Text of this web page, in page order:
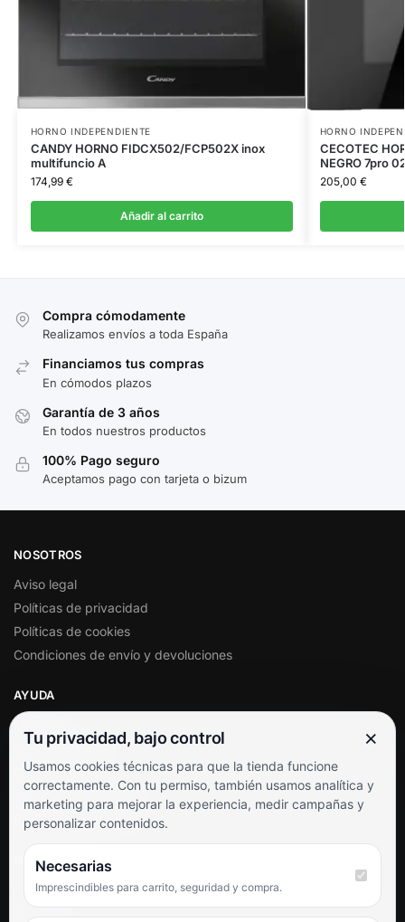
HORNO INDEPENDIENTE
CANDY HORNO FIDCX502/FCP502X inox
multifuncio A
174,99 €
Añadir al carrito
HORNO
CECOTEC
NEGRO 7pro
205,00 €
Compra cómodamente
Realizamos envíos a toda España
Financiamos tus compras
En cómodos plazos
Garantía de 3 años
En todos nuestros productos
100% Pago seguro
Aceptamos pago con tarjeta o bizum
NOSOTROS
Aviso legal
Políticas de privacidad
Políticas de cookies
Condiciones de envío y devoluciones
AYUDA
Soporte al cliente
Contacto
Términos y condiciones
Preguntas frecuentes
SÍGUENOS
Facebook
Tu privacidad, bajo control ×
Usamos cookies técnicas para que la tienda funcione
correctamente. Con tu permiso, también usamos analítica y
marketing para mejorar la experiencia, medir campañas y
personalizar contenidos.
Necesarias
Imprescindibles para carrito, seguridad y compra.